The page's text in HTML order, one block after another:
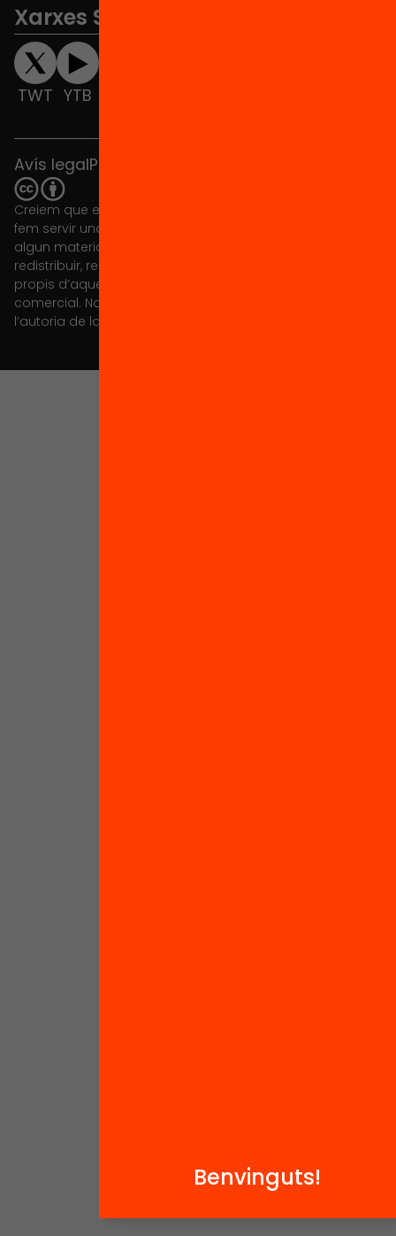
Xarxes Socials
TWT YTB
Avís legalPolítica de cookies
Creiem que el coneixement s’ha de compartir. Per això
fem servir una llicència Creative Commons, llevat que en
algun material indiquem el contrari. Us animem a copiar,
redistribuir, remesclar o transformar i crear els continguts
propis d’aquest web, per a qualsevol finalitat, inclosa la
comercial. Només us demanem que reconegueu
l’autoria de la creació original.
Benvinguts!